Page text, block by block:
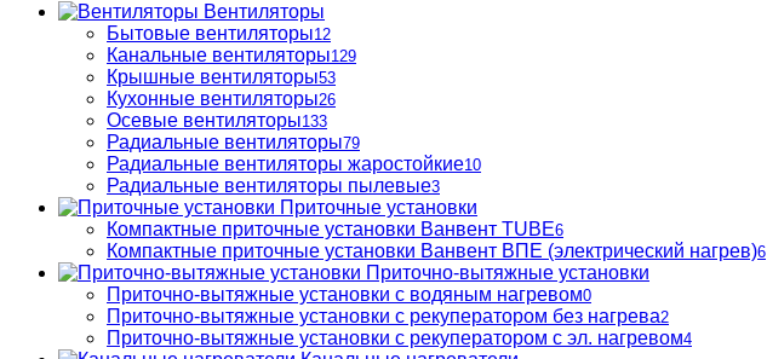
Вентиляторы
Бытовые вентиляторы12
Канальные вентиляторы129
Крышные вентиляторы53
Кухонные вентиляторы26
Осевые вентиляторы133
Радиальные вентиляторы79
Радиальные вентиляторы жаростойкие10
Радиальные вентиляторы пылевые3
Приточные установки
Компактные приточные установки Ванвент TUBE6
Компактные приточные установки Ванвент ВПЕ (электрический нагрев)6
Приточно-вытяжные установки
Приточно-вытяжные установки с водяным нагревом0
Приточно-вытяжные установки с рекуператором без нагрева2
Приточно-вытяжные установки с рекуператором с эл. нагревом4